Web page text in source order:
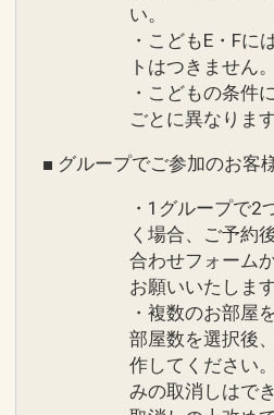
い。
・こどもE・Fに
トはつきません。
・こどもの条件
ごとに異なります
■ グループでご参加のお客
・1グループで2
く場合、ご予約
合わせフォーム
お願いいたします
・複数のお部屋
部屋数を選択後
作してください
みの取消しはで